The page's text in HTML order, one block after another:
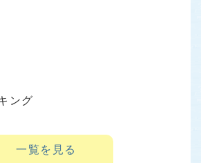
ング
一覧を見る